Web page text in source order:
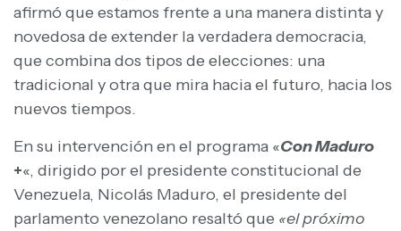
afirmó que estamos frente a una manera distinta y
novedosa de extender la verdadera democracia,
que combina dos tipos de elecciones: una
tradicional y otra que mira hacia el futuro, hacia los
nuevos tiempos.
En su intervención en el programa «Con Maduro
+«, dirigido por el presidente constitucional de
Venezuela, Nicolás Maduro, el presidente del
parlamento venezolano resaltó que «el próximo